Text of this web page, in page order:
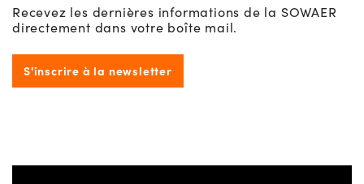
Recevez les dernières informations de la SOWAER
directement dans votre boîte mail.
S'inscrire à la newsletter